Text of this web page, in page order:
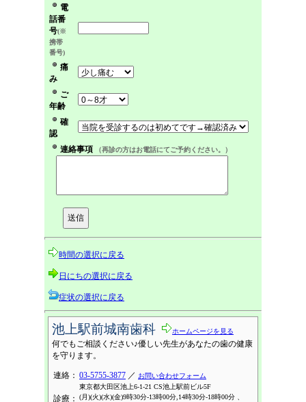
電
話番
号(※
携帯
番号)
痛
み
ご
年齢
確
認
連絡事項
（再診の方はお電話にてご予約ください。）
時間の選択に戻る
日にちの選択に戻る
症状の選択に戻る
池上駅前城南歯科 ホームページを見る
何でもご相談ください♪優しい先生があなたの歯の健康
を守ります。
連絡： 03-5755-3877 ／ お問い合わせフォーム
東京都大田区池上6-1-21 CS池上駅前ビル5F
診療： (月)(火)(水)(金)9時30分-13時00分,14時30分-18時00分 、